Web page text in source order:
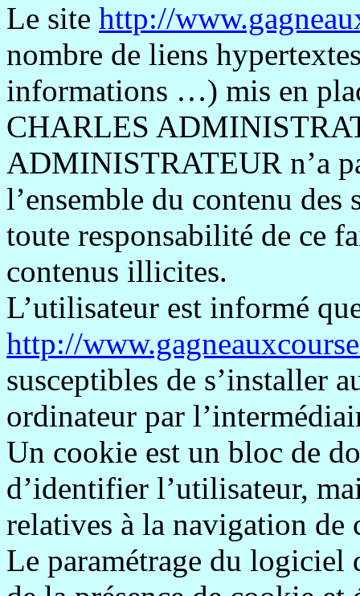
Le site http://
nombre de liens
informations …) mis en
CHARLES
ADMINISTRATEUR n’a
l’ensemble du contenu
toute responsabilité de ce
contenus illicites.
L’utilisateur est informé
http://
susceptibles de s’installer
ordinateur par
Un cookie est un bloc de
d’identifier l’utilisateur,
relatives à la navigation de
Le paramétrage du logiciel